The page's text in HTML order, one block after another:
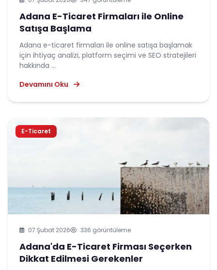
Adana E-Ticaret Firmaları ile Online
Satışa Başlama
Adana e-ticaret firmaları ile online satışa başlamak
için ihtiyaç analizi, platform seçimi ve SEO stratejileri
hakkında ...
Devamını Oku
E-Ticaret
07 Şubat 2026 336 görüntüleme
Adana'da E-Ticaret Firması Seçerken
Dikkat Edilmesi Gerekenler